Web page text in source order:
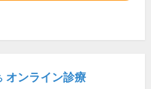
オンライン診療